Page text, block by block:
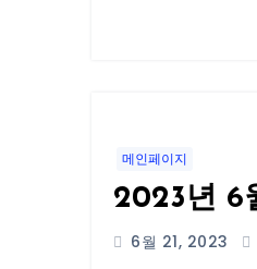
메인페이지
2023년 6
6월 21, 2023